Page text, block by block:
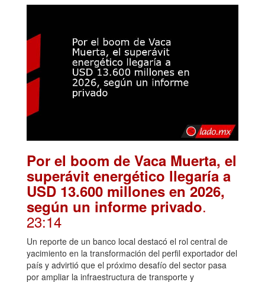
Por el boom de Vaca Muerta, el
superávit energético llegaría a
USD 13.600 millones en 2026,
según un informe privado.
23:14
Un reporte de un banco local destacó el rol central de
yacimiento en la transformación del perfil exportador del
país y advirtió que el próximo desafío del sector pasa
por ampliar la infraestructura de transporte y